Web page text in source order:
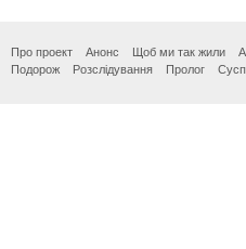
Про проект Анонс Щоб ми так жили
Подорож
Розслідування Пролог